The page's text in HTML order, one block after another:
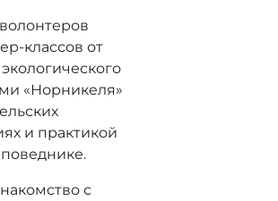
классов от
«Норникеля»
и практикой
с